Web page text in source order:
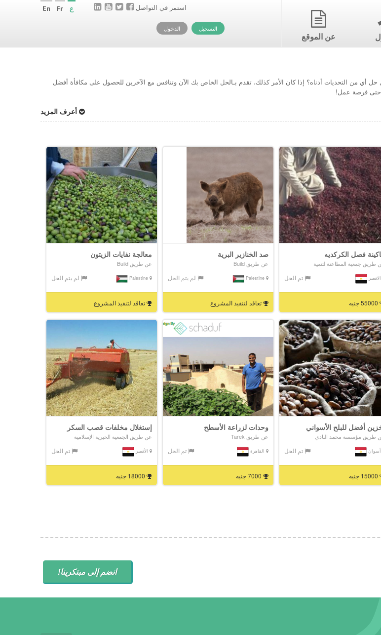
عن الموقع
استمر في التواصل En Fr ع
التسجيل الدخول
أي من التحديات أدناه؟ إذا كان الأمر كذلك، تقدم بـالحل الخاص بك الآن وتنافس مع الآخرين للحصول على مكافأة أفضل
حتى فرصة عمل!
أعرف المزيد
فصل الكركديه
طريق جمعية المطاعنة لتنمية
تم الحل
55000 جنيه
صد الخنازير البرية
عن طريق Build
Palestine لم يتم الحل
تعاقد لتنفيذ المشروع
معالجة نفايات الزيتون
عن طريق Build
Palestine لم يتم الحل
تعاقد لتنفيذ المشروع
أفضل للبلح الأسواني
طريق مؤسسة محمد النادي
تم الحل
15000 جنيه
وحدات لزراعة الأسطح
عن طريق Tarek
القاهرة تم الحل
7000 جنيه
إستغلال مخلفات قصب السكر
عن طريق الجمعية الخيرية الإسلامية
الأقصر تم الحل
18000 جنيه
انضم إلى مبتكرينا!